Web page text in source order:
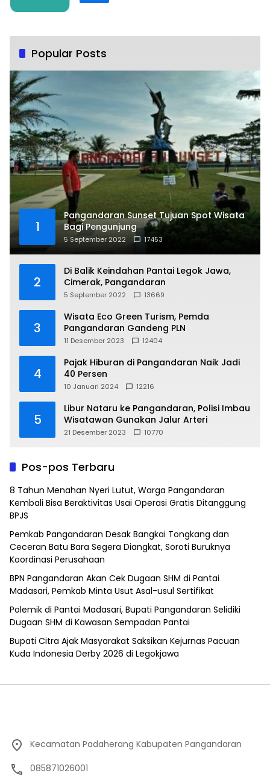
Popular Posts
1
Pangandaran Sunset Tujuan Spot Wisata
Bagi Pengunjung
5 September 2022 17453
2
Di Balik Keindahan Pantai Legok Jawa,
Cimerak, Pangandaran
5 September 2022 13669
3
Wisata Eco Green Turism, Pemda
Pangandaran Gandeng PLN
11 Desember 2023 12404
4
Pajak Hiburan di Pangandaran Naik Jadi
40 Persen
10 Januari 2024 12216
5
Libur Nataru ke Pangandaran, Polisi Imbau
Wisatawan Gunakan Jalur Arteri
21 Desember 2023 10770
Pos-pos Terbaru
8 Tahun Menahan Nyeri Lutut, Warga Pangandaran
Kembali Bisa Beraktivitas Usai Operasi Gratis Ditanggung
BPJS
Pemkab Pangandaran Desak Bangkai Tongkang dan
Ceceran Batu Bara Segera Diangkat, Soroti Buruknya
Koordinasi Perusahaan
BPN Pangandaran Akan Cek Dugaan SHM di Pantai
Madasari, Pemkab Minta Usut Asal-usul Sertifikat
Polemik di Pantai Madasari, Bupati Pangandaran Selidiki
Dugaan SHM di Kawasan Sempadan Pantai
Bupati Citra Ajak Masyarakat Saksikan Kejurnas Pacuan
Kuda Indonesia Derby 2026 di Legokjawa
Kecamatan Padaherang Kabupaten Pangandaran
085871026001